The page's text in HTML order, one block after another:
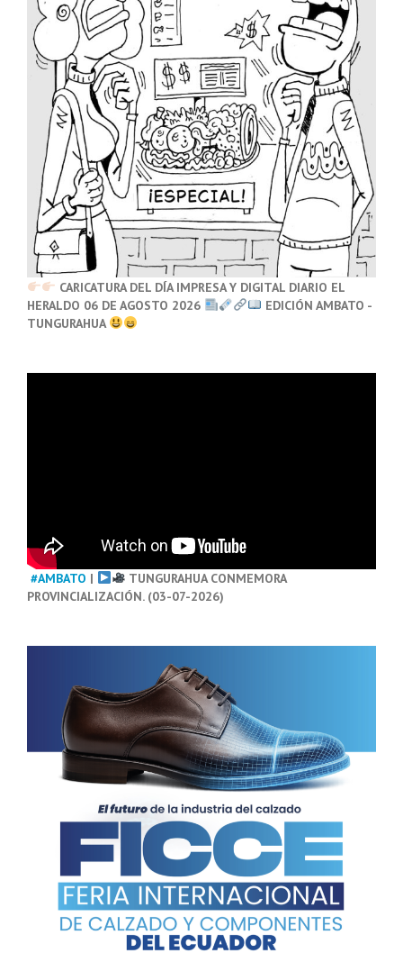
CARICATURA DEL DÍA IMPRESA Y DIGITAL DIARIO EL
HERALDO 06 DE AGOSTO 2026
EDICIÓN AMBATO -
TUNGURAHUA
#AMBATO |
TUNGURAHUA CONMEMORA
PROVINCIALIZACIÓN. (03-07-2026)